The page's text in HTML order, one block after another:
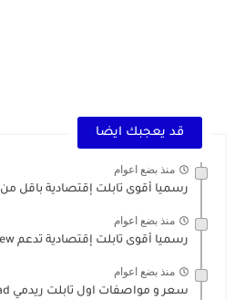
قد يعجبك ايضا
منذ بضع اعوام
رسميا أقوى تابلت إقتصادية باقل من 35.000 دج تدعم PC...
منذ بضع اعوام
رسميا أقوى تابلت إقتصادية تدعم PC Mode || Blackview...
منذ بضع اعوام
سعر و مواصفات اول تابلت ريدمي Redmi Pad بتصميم فخم...